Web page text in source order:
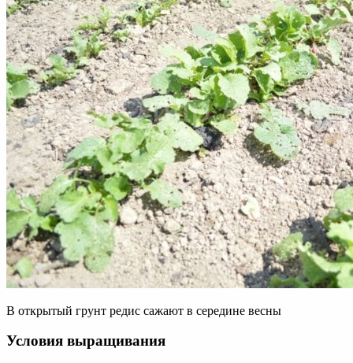
В открытый грунт редис сажают в середине весны
Условия выращивания